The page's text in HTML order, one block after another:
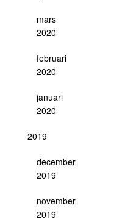
mars
2020
februari
2020
januari
2020
2019
december
2019
november
2019